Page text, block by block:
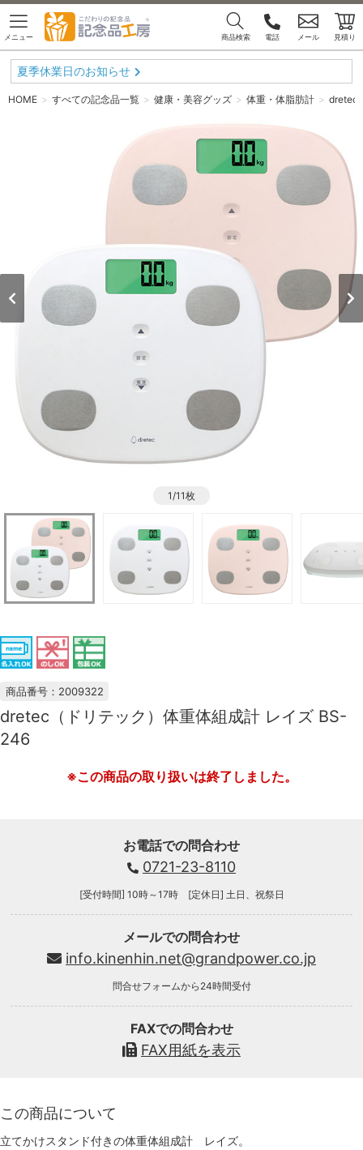
メニュー 商品検索 電話 メール 見積り
夏季休業日のお知らせ
HOME すべての記念品一覧 健康・美容グッズ 体重・体脂肪計 dretec
1/11枚
商品番号：2009322
dretec（ドリテック）体重体組成計 レイズ BS-
246
※この商品の取り扱いは終了しました。
お電話での問合わせ
0721-23-8110
[受付時間] 10時～17時 [定休日] 土日、祝祭日
メールでの問合わせ
info.kinenhin.net@grandpower.co.jp
問合せフォームから24時間受付
FAXでの問合わせ
FAX用紙を表示
この商品について
立てかけスタンド付きの体重体組成計 レイズ。